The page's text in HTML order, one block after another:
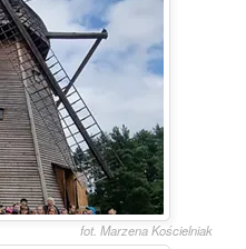
fot. Marzena Kościelniak